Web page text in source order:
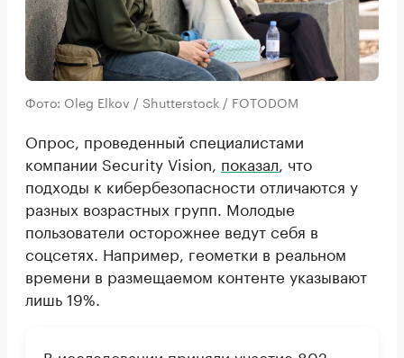
Фото: Oleg Elkov / Shutterstock / FOTODOM
Опрос, проведенный специалистами
компании Security Vision, показал, что
подходы к кибербезопасности отличаются у
разных возрастных групп. Молодые
пользователи осторожнее ведут себя в
соцсетях. Например, геометки в реальном
времени в размещаемом контенте указывают
лишь 19%.